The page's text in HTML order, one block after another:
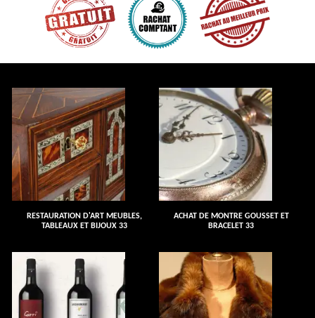
RESTAURATION D'ART MEUBLES,
TABLEAUX ET BIJOUX 33
ACHAT DE MONTRE GOUSSET ET
BRACELET 33